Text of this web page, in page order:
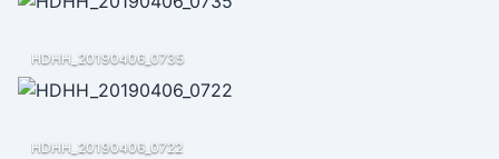
HDHH_20190406_0735
HDHH_20190406_0722